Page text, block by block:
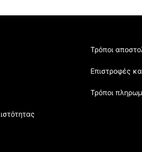
Τρόποι
Επιστροφές
Τρόποι